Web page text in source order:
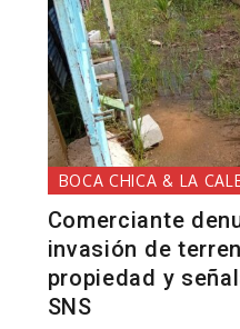
BOCA CHICA & LA
Comerciante
invasión de
propiedad y
SNS